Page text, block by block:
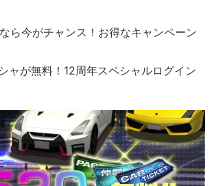
ら今がチャンス！お得なキャンペーン
ャが無料！12周年スペシャルログイン